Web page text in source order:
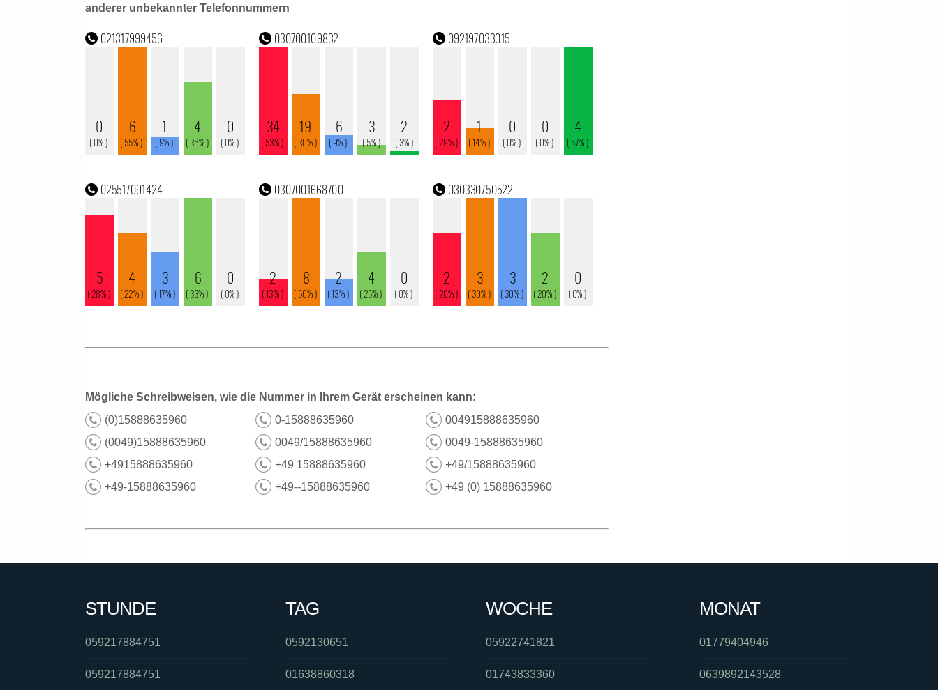
anderer unbekannter Telefonnummern
Mögliche Schreibweisen, wie die Nummer in Ihrem Gerät erscheinen kann:
(0)15888635960
0-15888635960
004915888635960
(0049)15888635960
0049/15888635960
0049-15888635960
+4915888635960
+49 15888635960
+49/15888635960
+49-15888635960
+49--15888635960 +49 (0) 15888635960
STUNDE
059217884751
059217884751
TAG
0592130651
01638860318
WOCHE
05922741821
01743833360
MONAT
01779404946
0639892143528